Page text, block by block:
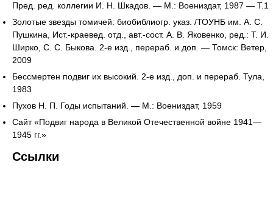
Пред. ред. коллегии И. Н. Шкадов. — М.: Воениздат, 1987 — Т.1
Золотые звезды томичей: биобиблиогр. указ. /ТОУНБ им. А. С.
Пушкина, Ист.-краевед. отд., авт.-сост. А. В. Яковенко, ред.: Т. И.
Ширко, С. С. Быкова. 2-е изд., перераб. и доп. — Томск: Ветер,
2009
Бессмертен подвиг их высокий. 2-е изд., доп. и перераб. Тула,
1983
Пухов Н. П. Годы испытаний. — М.: Воениздат, 1959
Сайт «Подвиг народа в Великой Отечественной войне 1941—
1945 гг.»
Ссылки